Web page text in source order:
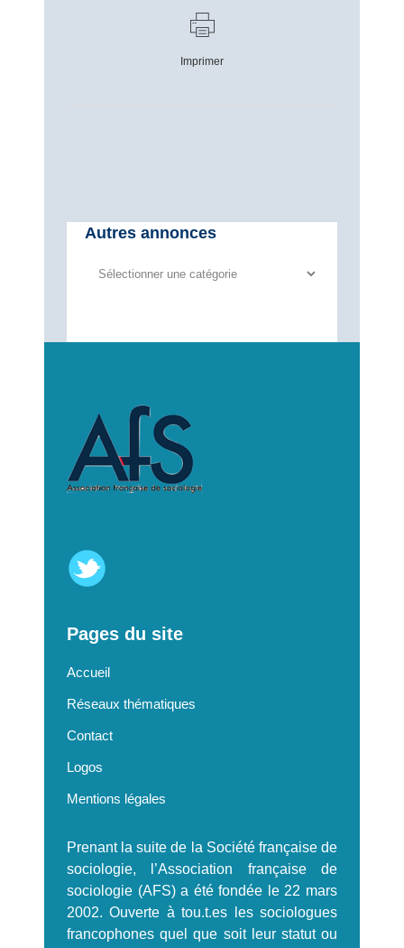
Imprimer
Autres annonces
Autres
Pages du site
Accueil
Réseaux thématiques
Contact
Logos
Mentions légales
Prenant la suite de la Société française de
sociologie, l’Association française de
sociologie (AFS) a été fondée le 22 mars
2002. Ouverte à tou.t.es les sociologues
francophones quel que soit leur statut ou